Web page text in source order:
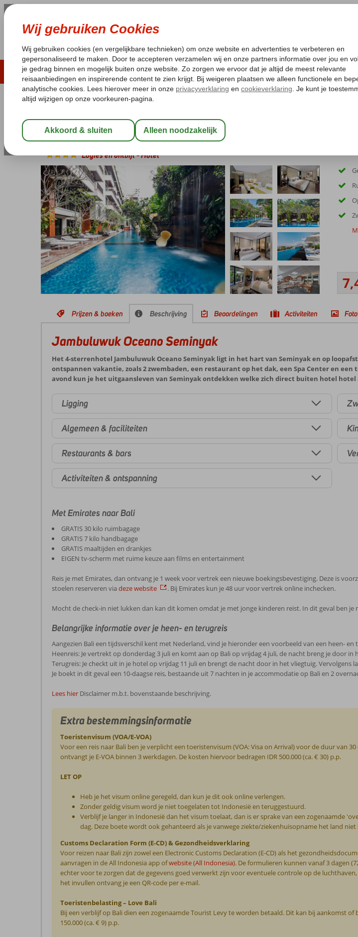
ZOMER 2026 LAST MINUTES WINTERZON ZONVAKANTIES
Laagsteprijsgarantie* Geen fueltoeslag Gratis annuleren*
Home
Indonesië Bali Seminyak Jambuluwuk Oceano Seminyak
Jambuluwuk Oceano Seminyak
Logies en ontbijt-Hotel
Prijzen & boeken Beschrijving Beoordelingen Activiteiten
Jambuluwuk Oceano Seminyak
Het 4-sterrenhotel Jambuluwuk Oceano Seminyak ligt in het hart van Seminyak en op
ontspannen vakantie, zoals 2 zwembaden, een restaurant op het dak, een Spa Center en
avond kun je het uitgaansleven van Seminyak ontdekken welke zich direct buiten hotel hotel
Ligging
Algemeen & faciliteiten
Restaurants & bars
Activiteiten & ontspanning
Met Emirates naar Bali
GRATIS 30 kilo ruimbagage
GRATIS 7 kilo handbagage
GRATIS maaltijden en drankjes
EIGEN tv-scherm met ruime keuze aan films en entertainment
Reis je met Emirates, dan ontvang je 1 week voor vertrek een nieuwe boekingsbevestiging. Deze is
stoelen reserveren via deze website . Bij Emirates kun je 48 uur voor vertrek online inchecken.
Mocht de check-in niet lukken dan kan dit komen omdat je met jonge kinderen reist. In dit geval ben
Belangrijke informatie over je heen- en terugreis
Aangezien Bali een tijdsverschil kent met Nederland, vind je hieronder een voorbeeld van een heen- en
Heenreis: Je vertrekt op donderdag 3 juli en komt aan op Bali op vrijdag 4 juli, de nacht breng je door in
Terugreis: Je checkt uit in je hotel op vrijdag 11 juli en brengt de nacht door in het vliegtuig. Vervolgens
Je boekt in dit geval een 10-daagse reis, bestaande uit 7 nachten in je accommodatie op Bali en 2
Lees hier Disclaimer m.b.t. bovenstaande beschrijving.
Extra bestemmingsinformatie
Toeristenvisum (VOA/E-VOA)
Voor een reis naar Bali ben je verplicht een toeristenvisum (VOA: Visa on Arrival) voor de duur van
ontvangt je E-VOA binnen 3 werkdagen. De kosten hiervoor bedragen IDR 500.000 (ca. € 30) p.p.
LET OP
Heb je het visum online geregeld, dan kun je dit ook online verlengen.
Zonder geldig visum word je niet toegelaten tot Indonesië en teruggestuurd.
Verblijf je langer in Indonesië dan het visum toelaat, dan is er sprake van een zogenaamde
dag. Deze boete wordt ook gehanteerd als je vanwege ziekte/ziekenhuisopname het land
Customs Declaration Form (E-CD) & Gezondheidsverklaring
Voor reizen naar Bali zijn zowel een Electronic Customs Declaration (E-CD) als het
aanvragen in de All Indonesia app ofwebsite (All Indonesia). De formulieren kunnen vanaf 3 dagen
echter voor te zorgen dat de gegevens goed verwerkt zijn voor eventuele controle op de
het invullen ontvang je een QR-code per e-mail.
Toeristenbelasting – Love Bali
Bij een verblijf op Bali dien een zogenaamde Tourist Levy te worden betaald. Dit kan bij aankomst
150.000 (ca. € 9) p.p.